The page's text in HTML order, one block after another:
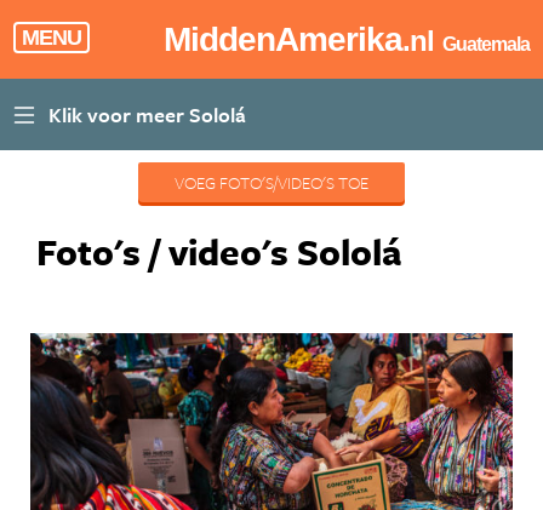
MENU MiddenAmerika.nl Guatemala
VOEG FOTO'S/VIDEO'S TOE
Foto's / video's Sololá